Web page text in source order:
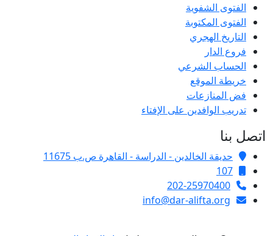
الفتوى الشفوية
الفتوى المكتوبة
التاريخ الهجري
فروع الدار
الحساب الشرعي
خريطة الموقع
فض المنازعات
تدريب الوافدين على الإفتاء
اتصل بنا
حديقة الخالدين - الدراسة - القاهرة ص.ب 11675
107
202-25970400
info@dar-alifta.org